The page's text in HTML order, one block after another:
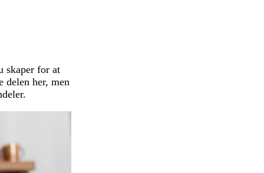
skaper for at
delen her, men